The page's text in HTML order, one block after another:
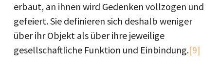
erbaut, an ihnen wird Gedenken vollzogen und
gefeiert. Sie definieren sich deshalb weniger
über ihr Objekt als über ihre jeweilige
gesellschaftliche Funktion und Einbindung.[9]